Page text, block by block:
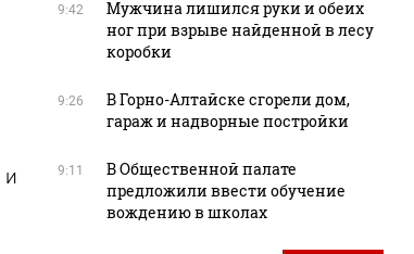
и
9:42
Мужчина лишился руки и обеих
ног при взрыве найденной в лесу
коробки
9:26
В Горно-Алтайске сгорели дом,
гараж и надворные постройки
9:11
В Общественной палате
предложили ввести обучение
вождению в школах